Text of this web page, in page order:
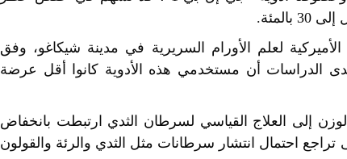
لعلم الأورام السريرية في مدينة شيكاغو، وفق
الدراسات أن مستخدمي هذه الأدوية كانوا أقل عرضة
إلى العلاج القياسي لسرطان الثدي ارتبطت بانخفاض
احتمال انتشار سرطانات مثل الثدي والرئة والقولون